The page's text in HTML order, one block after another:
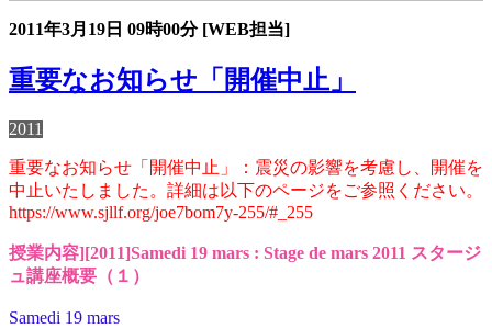
2011年3月19日 09時00分 [WEB担当]
重要なお知らせ「開催中止」
2011
重要なお知らせ「開催中止」：震災の影響を考慮し、開催を
中止いたしました。詳細は以下のページをご参照ください。
https://www.sjllf.org/joe7bom7y-255/#_255
授業内容][2011]Samedi 19 mars : Stage de mars 2011 スタージ
ュ講座概要（１）
Samedi 19 mars